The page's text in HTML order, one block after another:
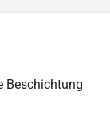
Beschichtung